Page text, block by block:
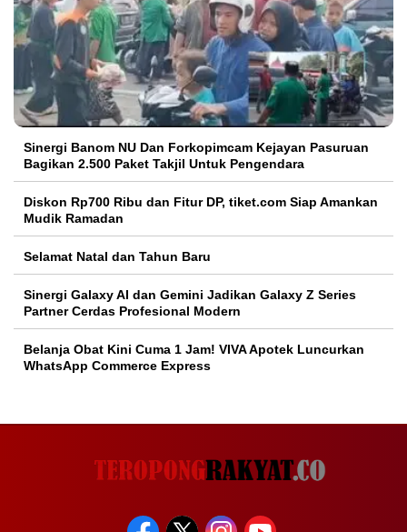
Sinergi Banom NU Dan Forkopimcam Kejayan Pasuruan
Bagikan 2.500 Paket Takjil Untuk Pengendara
Diskon Rp700 Ribu dan Fitur DP, tiket.com Siap Amankan
Mudik Ramadan
Selamat Natal dan Tahun Baru
Sinergi Galaxy AI dan Gemini Jadikan Galaxy Z Series
Partner Cerdas Profesional Modern
Belanja Obat Kini Cuma 1 Jam! VIVA Apotek Luncurkan
WhatsApp Commerce Express